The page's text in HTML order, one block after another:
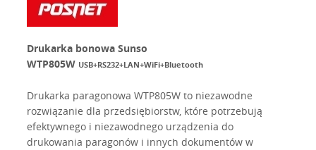
Drukarka bonowa Sunso
WTP805W USB+RS232+LAN+WiFi+Bluetooth
Drukarka paragonowa WTP805W to niezawodne
rozwiązanie dla przedsiębiorstw, które potrzebują
efektywnego i niezawodnego urządzenia do
drukowania paragonów i innych dokumentów w